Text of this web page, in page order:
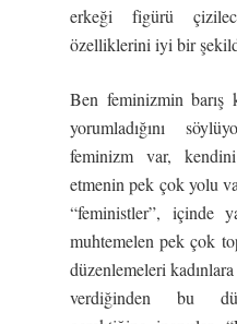
erkeği figürü
özelliklerini iyi bir
Ben feminizmin barış
yorumladığını
feminizm var,
etmenin pek çok yolu
“feministler”, içinde
muhtemelen pek çok
düzenlemeleri
verdiğinden bu